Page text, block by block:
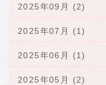
2025年09月 (2)
2025年07月 (1)
2025年06月 (1)
2025年05月 (2)